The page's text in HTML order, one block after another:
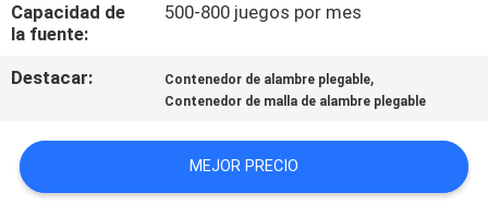
PIDA
UNA
MAPA
Capacidad de
la fuente:
500-800 juegos por mes
Destacar: Contenedor de alambre plegable,
Contenedor de malla de alambre plegable
MEJOR PRECIO